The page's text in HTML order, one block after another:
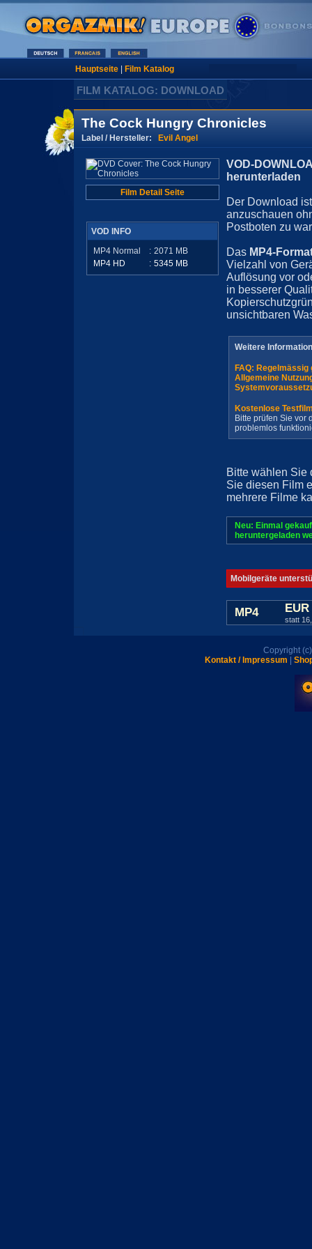
Hauptseite| Film Katalog
FILM KATALOG: DOWNLOAD
The Cock Hungry Chronicles
Label / Hersteller: Evil Angel
Film Detail Seite
VOD INFO
MP4 Normal
: 2071 MB
MP4 HD
: 5345 MB
VOD-
herunterladen
Der Download
anzuschauen
Postboten zu
Das MP4-
Vielzahl von
Auflösung vor
in besserer
unsichtbaren
Weitere
FAQ:
Allgemeine
Kostenlose
Bitte prüfen Sie vor
problemlos
Bitte wählen Sie
Sie diesen Film
mehrere Filme
Neu: Einmal
heruntergeladen
Mobilgeräte
MP4
statt
Copyright
Kontakt / Impressum